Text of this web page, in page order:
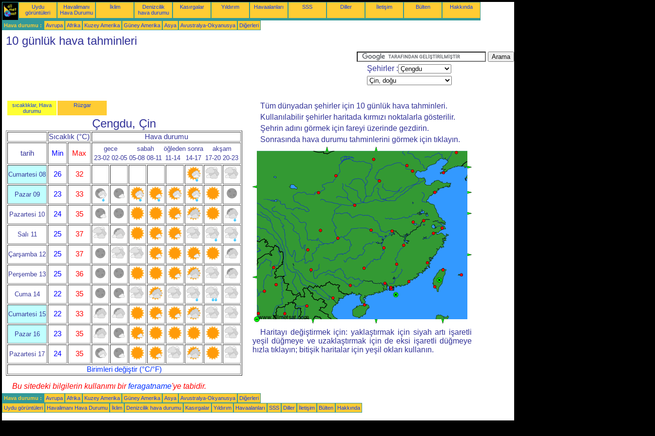
Uydu
görüntüleri
Havalimanı
Hava Durumu
İklim
Denizcilik
hava durumu
Kasırgalar Yıldırım Havaalanları SSS Diller İletişim Bülten Hakkında
Hava durumu : Avrupa Afrika Kuzey Amerika Güney Amerika Asya Avustralya-Okyanusya Diğerleri
10 günlük hava tahminleri
Şehirler :
sıcaklıklar, Hava
durumu
Rüzgar
Çengdu, Çin
Sıcaklık (°C) Hava durumu
tarih Min Max
gece sabah öğleden sonra
akşam
23-02 02-05 05-08 08-11 11-14 14-17 17-20 20-23
Cumartesi 08 26 32
Pazar 09 23 33
Pazartesi 10 24 35
Salı 11 25 37
Çarşamba 12 25 37
Perşembe 13 25 36
Cuma 14 22 35
Cumartesi 15 22 33
Pazar 16 23 35
Pazartesi 17 24
35
Birimleri değiştir (°C/°F)
Tüm dünyadan şehirler için 10 günlük hava tahminleri.
Kullanılabilir şehirler haritada kırmızı noktalarla gösterilir.
Şehrin adını görmek için fareyi üzerinde gezdirin.
Sonrasında hava durumu tahminlerini görmek için tıklayın.
Haritayı değiştirmek için: yaklaştırmak için siyah artı işaretli
yeşil düğmeye ve uzaklaştırmak için de eksi işaretli düğmeye
hızla tıklayın; bitişik haritalar için yeşil okları kullanın.
Bu sitedeki bilgilerin kullanımı birferagatname'ye tabidir.
Hava durumu : Avrupa Afrika Kuzey Amerika Güney Amerika Asya Avustralya-Okyanusya
Diğerleri
Uydu görüntüleri
Havalimanı Hava Durumu İklim Denizcilik hava durumu Kasırgalar Yıldırım Havaalanları SSS Diller İletişim Bülten Hakkında